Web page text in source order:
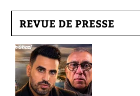
REVUE DE PRESSE